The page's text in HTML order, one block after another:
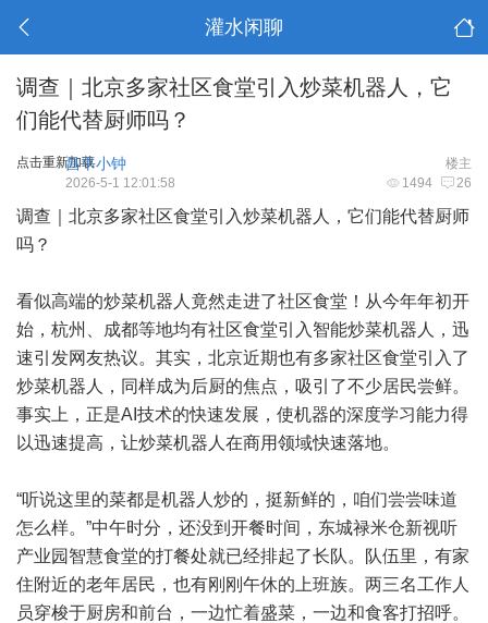
灌水闲聊
调查｜北京多家社区食堂引入炒菜机器人，它
们能代替厨师吗？
点击重新加载 楼主
昌平小钟
1494 26
2026-5-1 12:01:58
调查｜北京多家社区食堂引入炒菜机器人，它们能代替厨师
吗？
看似高端的炒菜机器人竟然走进了社区食堂！从今年年初开
始，杭州、成都等地均有社区食堂引入智能炒菜机器人，迅
速引发网友热议。其实，北京近期也有多家社区食堂引入了
炒菜机器人，同样成为后厨的焦点，吸引了不少居民尝鲜。
事实上，正是AI技术的快速发展，使机器的深度学习能力得
以迅速提高，让炒菜机器人在商用领域快速落地。
“听说这里的菜都是机器人炒的，挺新鲜的，咱们尝尝味道
怎么样。”中午时分，还没到开餐时间，东城禄米仓新视听
产业园智慧食堂的打餐处就已经排起了长队。队伍里，有家
住附近的老年居民，也有刚刚午休的上班族。两三名工作人
员穿梭于厨房和前台，一边忙着盛菜，一边和食客打招呼。